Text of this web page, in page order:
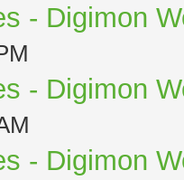
- Digimon
- Digimon
- Digimon